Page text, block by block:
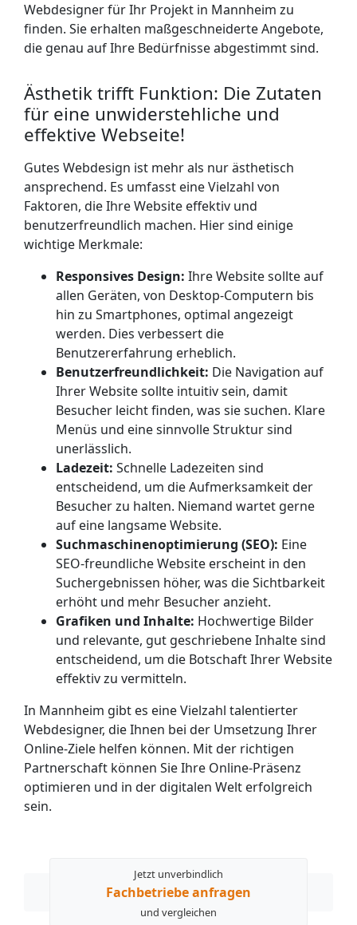
Webdesigner für Ihr Projekt in Mannheim zu
finden. Sie erhalten maßgeschneiderte Angebote,
die genau auf Ihre Bedürfnisse abgestimmt sind.
Ästhetik trifft Funktion: Die Zutaten
für eine unwiderstehliche und
effektive Webseite!
Gutes Webdesign ist mehr als nur ästhetisch
ansprechend. Es umfasst eine Vielzahl von
Faktoren, die Ihre Website effektiv und
benutzerfreundlich machen. Hier sind einige
wichtige Merkmale:
Responsives Design: Ihre Website sollte auf
allen Geräten, von Desktop-Computern bis
hin zu Smartphones, optimal angezeigt
werden. Dies verbessert die
Benutzererfahrung erheblich.
Benutzerfreundlichkeit: Die Navigation auf
Ihrer Website sollte intuitiv sein, damit
Besucher leicht finden, was sie suchen. Klare
Menüs und eine sinnvolle Struktur sind
unerlässlich.
Ladezeit: Schnelle Ladezeiten sind
entscheidend, um die Aufmerksamkeit der
Besucher zu halten. Niemand wartet gerne
auf eine langsame Website.
Suchmaschinenoptimierung (SEO): Eine
SEO-freundliche Website erscheint in den
Suchergebnissen höher, was die Sichtbarkeit
erhöht und mehr Besucher anzieht.
Grafiken und Inhalte: Hochwertige Bilder
und relevante, gut geschriebene Inhalte sind
entscheidend, um die Botschaft Ihrer Website
effektiv zu vermitteln.
In Mannheim gibt es eine Vielzahl talentierter
Webdesigner, die Ihnen bei der Umsetzung Ihrer
Online-Ziele helfen können. Mit der richtigen
Partnerschaft können Sie Ihre Online-Präsenz
optimieren und in der digitalen Welt erfolgreich
sein.
Jetzt unverbindlich
Fachbetriebe anfragen
und vergleichen